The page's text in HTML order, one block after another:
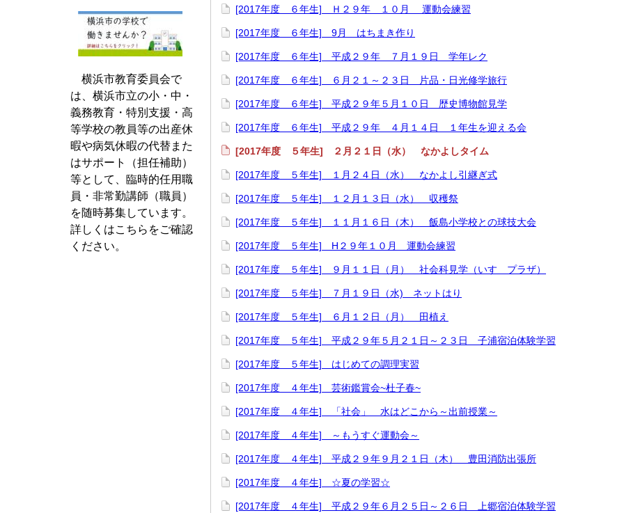
横浜市教育委員会で
は、横浜市立の小・中・
義務教育・特別支援・高
等学校の教員等の出産休
暇や病気休暇の代替また
はサポート（担任補助）
等として、臨時的任用職
員・非常勤講師（職員）
を随時募集しています。
詳しくはこちらをご確認
ください。
[2017年度 ６年生] Ｈ２９年 １０月 運動会練習
[2017年度 ６年生] 9月 はちまき作り
[2017年度 ６年生] 平成２９年 ７月１９日 学年レク
[2017年度 ６年生] ６月２１～２３日 片品・日光修学旅行
[2017年度 ６年生] 平成２９年５月１０日 歴史博物館見学
[2017年度 ６年生] 平成２９年 ４月１４日 １年生を迎える会
[2017年度 ５年生] ２月２１日（水） なかよしタイム
[2017年度 ５年生] １月２４日（水） なかよし引継ぎ式
[2017年度 ５年生] １２月１３日（水） 収穫祭
[2017年度 ５年生] １１月１６日（木） 飯島小学校との球技大会
[2017年度 ５年生] H２９年１０月 運動会練習
[2017年度 ５年生] ９月１１日（月） 社会科見学（いすゞプラザ）
[2017年度 ５年生] ７月１９日（水) ネットはり
[2017年度 ５年生] ６月１２日（月） 田植え
[2017年度 ５年生] 平成２９年５月２１日～２３日 子浦宿泊体験学習
[2017年度 ５年生] はじめての調理実習
[2017年度 ４年生] 芸術鑑賞会~杜子春~
[2017年度 ４年生] 「社会」 水はどこから～出前授業～
[2017年度 ４年生] ～もうすぐ運動会～
[2017年度 ４年生] 平成２９年９月２１日（木） 豊田消防出張所
[2017年度 ４年生] ☆夏の学習☆
[2017年度 ４年生] 平成２９年６月２５日～２６日 上郷宿泊体験学習